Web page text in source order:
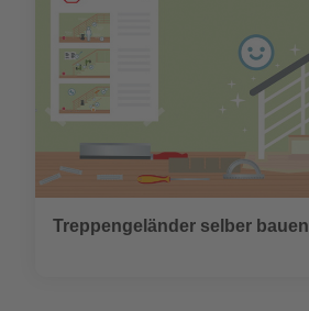
Treppengeländer selber bauen